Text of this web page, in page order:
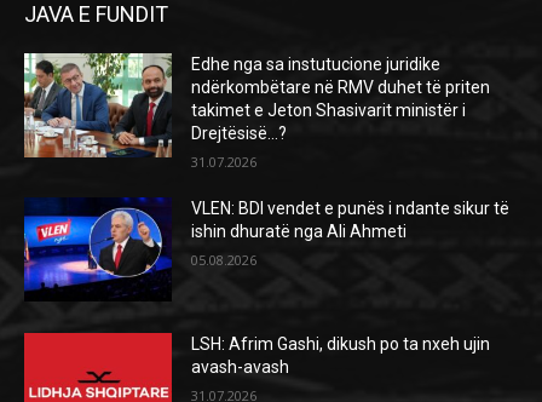
JAVA E FUNDIT
Edhe nga sa instutucione juridike
ndërkombëtare në RMV duhet të priten
takimet e Jeton Shasivarit ministër i
Drejtësisë…?
31.07.2026
VLEN: BDI vendet e punës i ndante sikur të
ishin dhuratë nga Ali Ahmeti
05.08.2026
LSH: Afrim Gashi, dikush po ta nxeh ujin
avash-avash
31.07.2026